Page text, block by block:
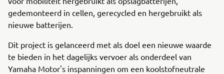
gedemonteerd in cellen, gerecycled en hergebruikt als
nieuwe batterijen.
Dit project is gelanceerd met als doel een nieuwe waarde
te bieden in het dagelijks vervoer als onderdeel van
Yamaha Motor's inspanningen om een koolstofneutrale